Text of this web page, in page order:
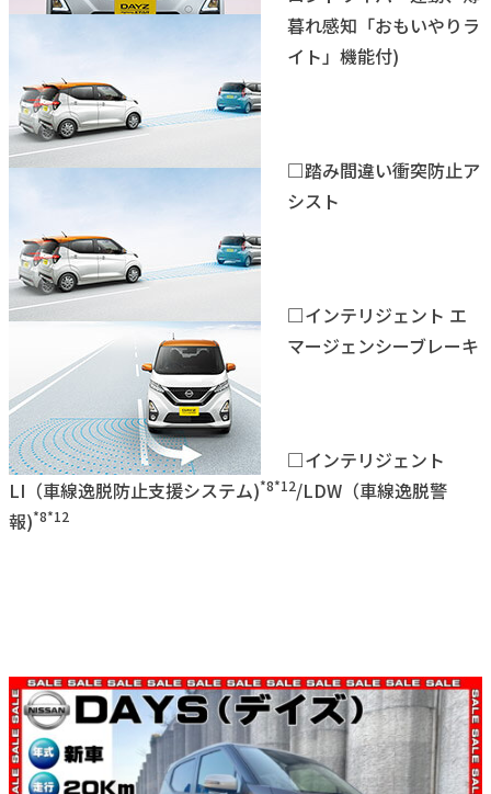
暮れ感知「おもいやりラ
イト」機能付)
□踏み間違い衝突防止ア
シスト
□インテリジェント エ
マージェンシーブレーキ
□インテリジェント
LI（車線逸脱防止支援システム)*8*12/LDW（車線逸脱警
報)*8*12